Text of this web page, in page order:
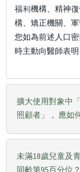
福利機構、精神
構、矯正機關、軍
您如為前述人口
時主動向醫師表明
擴大使用對象中
照顧者」， 應如
未滿18歲兒童及
同齡第95百分位？